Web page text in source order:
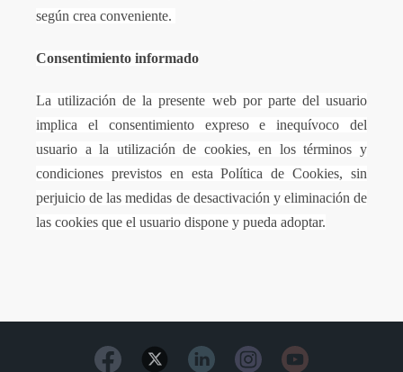
según crea conveniente.
Consentimiento informado
La utilización de la presente web por parte del usuario
implica el consentimiento expreso e inequívoco del
usuario a la utilización de cookies, en los términos y
condiciones previstos en esta Política de Cookies, sin
perjuicio de las medidas de desactivación y eliminación de
las cookies que el usuario dispone y pueda adoptar.